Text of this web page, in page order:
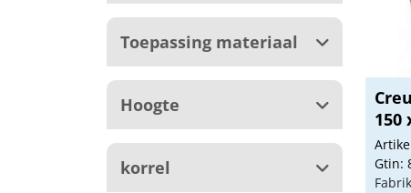
Toepassing materiaal
Hoogte
korrel
150
Gtin: